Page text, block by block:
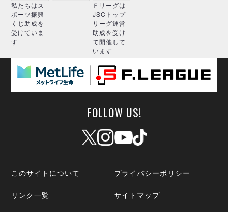
私たちはス
ポーツ振興
くじ助成を
受けていま
す
Ｆリーグは
JSCトップ
リーグ運営
助成を受け
て開催して
います
FOLLOW US!
このサイトについて プライバシーポリシー
リンク一覧 サイトマップ